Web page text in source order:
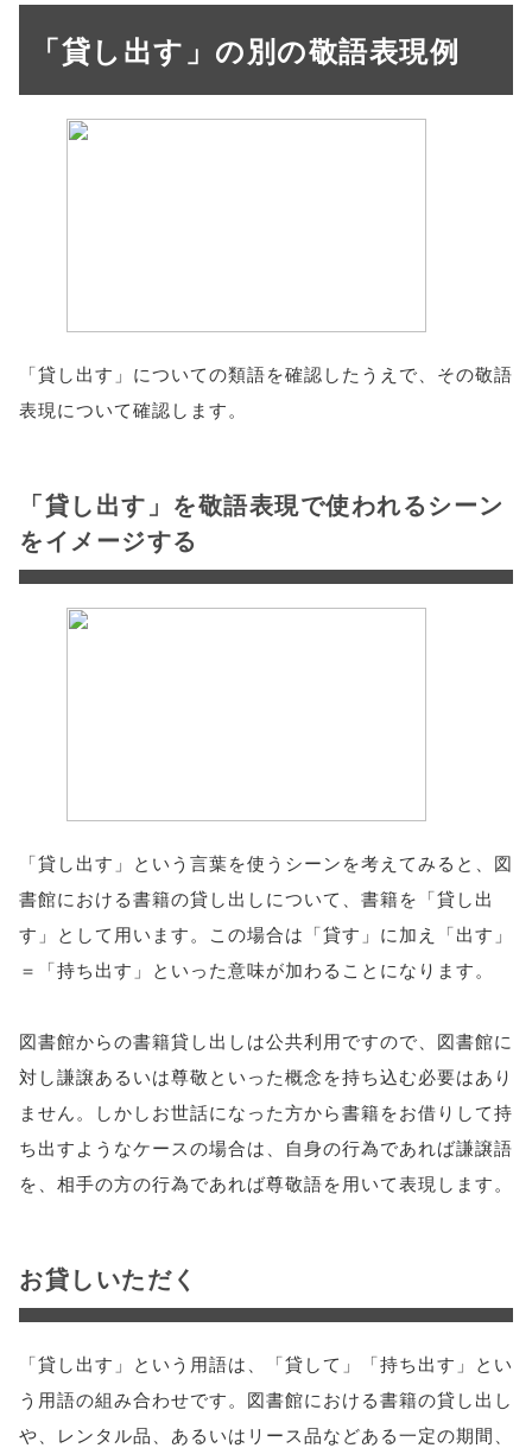
「貸し出す」の別の敬語表現例
「貸し出す」についての類語を確認したうえで、その敬語
表現について確認します。
「貸し出す」を敬語表現で使われるシーン
をイメージする
「貸し出す」という言葉を使うシーンを考えてみると、図
書館における書籍の貸し出しについて、書籍を「貸し出
す」として用います。この場合は「貸す」に加え「出す」
＝「持ち出す」といった意味が加わることになります。
図書館からの書籍貸し出しは公共利用ですので、図書館に
対し謙譲あるいは尊敬といった概念を持ち込む必要はあり
ません。しかしお世話になった方から書籍をお借りして持
ち出すようなケースの場合は、自身の行為であれば謙譲語
を、相手の方の行為であれば尊敬語を用いて表現します。
お貸しいただく
「貸し出す」という用語は、「貸して」「持ち出す」とい
う用語の組み合わせです。図書館における書籍の貸し出し
や、レンタル品、あるいはリース品などある一定の期間、